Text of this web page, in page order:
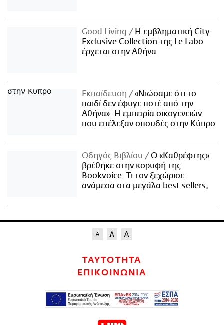
Good Living
Η εμβληματική City
Exclusive Collection της Le Labo
έρχεται στην Αθήνα
Εκπαίδευση
«Νιώσαμε ότι το
παιδί δεν έφυγε ποτέ από την
Αθήνα»: Η εμπειρία οικογενειών
που επέλεξαν σπουδές στην Κύπρο
Οδηγός Βιβλίου
Ο «Καθρέφτης»
βρέθηκε στην κορυφή της
Bookvoice. Τι τον ξεχώρισε
ανάμεσα στα μεγάλα best sellers;
ΤΑΥΤΟΤΗΤΑ
ΕΠΙΚΟΙΝΩΝΙΑ